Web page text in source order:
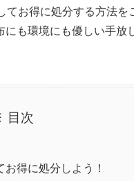
お得に処分する方法を
も環境にも優しい手放
目次
得に処分しよう！